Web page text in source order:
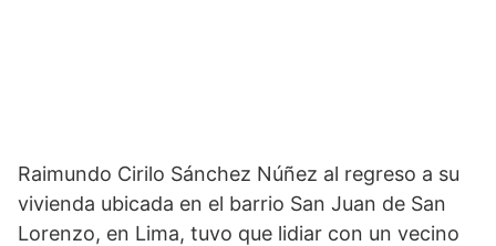
Raimundo Cirilo Sánchez Núñez al regreso a su
vivienda ubicada en el barrio San Juan de San
Lorenzo, en Lima, tuvo que lidiar con un vecino